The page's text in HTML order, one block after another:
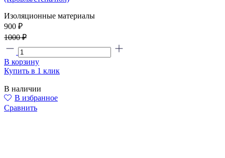
Изоляционные материалы
900 ₽
1000 ₽
В корзину
Купить в 1 клик
В наличии
В избранное
Сравнить